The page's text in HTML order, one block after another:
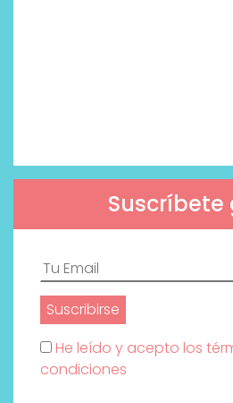
Suscríbete
He leído y acepto los
condiciones